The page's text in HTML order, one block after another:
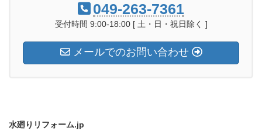
049-263-7361
受付時間 9:00-18:00 [ 土・日・祝日除く ]
メールでのお問い合わせ
水廻りリフォーム.jp